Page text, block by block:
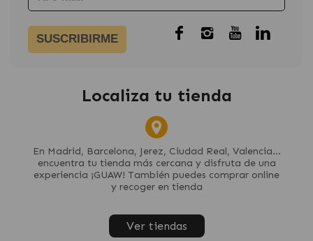
SUSCRIBIRME
Localiza tu tienda
En Madrid, Barcelona, Jerez, Ciudad Real, Valencia...
encuentra tu tienda más cercana y disfruta de una
experiencia ¡GUAW! También puedes comprar online
y recoger en tienda
Ver tiendas